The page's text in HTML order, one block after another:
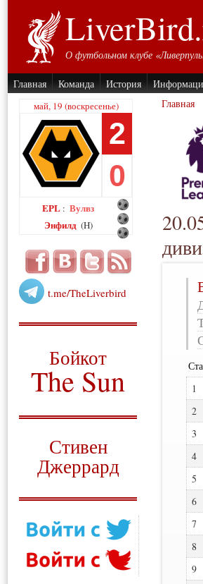
О футбольном клубе
Главная Команда История
май, 19 (воскресенье)
2
0
EPL : Вулвз
Энфилд (H)
t.me/TheLiverbird
Бойкот
The Sun
Стивен
Джеррард
Главная
1
2
3
4
5
6
7
8
9